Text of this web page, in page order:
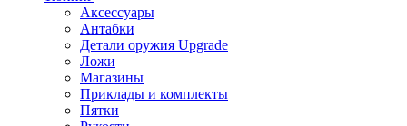
Аксессуары
Антабки
Детали оружия Upgrade
Ложи
Магазины
Приклады и комплекты
Пятки